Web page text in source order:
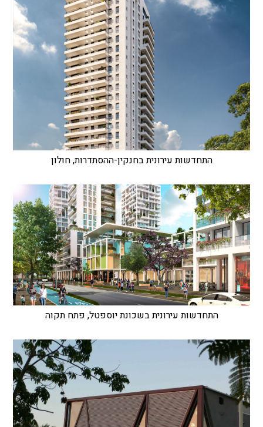
התחדשות עירונית בחנקין-ההסתדרות, חולון
התחדשות עירונית בשכונת יוספטל, פתח תקוה